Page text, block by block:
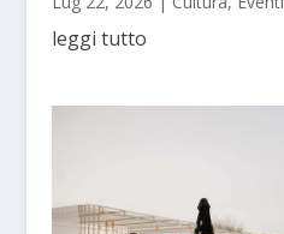
leggi tutto